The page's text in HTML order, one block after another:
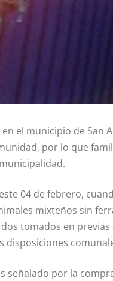
el municipio de
por lo que
04 de febrero,
mixteños sin
tomados en
disposiciones
señalado por la